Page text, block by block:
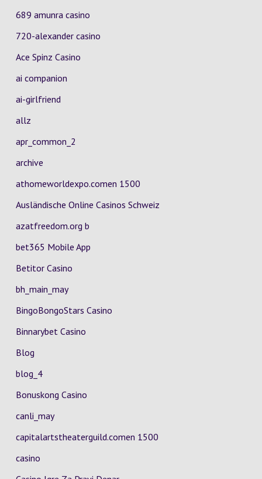
689 amunra casino
720-alexander casino
Ace Spinz Casino
ai companion
ai-girlfriend
allz
apr_common_2
archive
athomeworldexpo.comen 1500
Ausländische Online Casinos Schweiz
azatfreedom.org b
bet365 Mobile App
Betitor Casino
bh_main_may
BingoBongoStars Casino
Binnarybet Casino
Blog
blog_4
Bonuskong Casino
canli_may
capitalartstheaterguild.comen 1500
casino